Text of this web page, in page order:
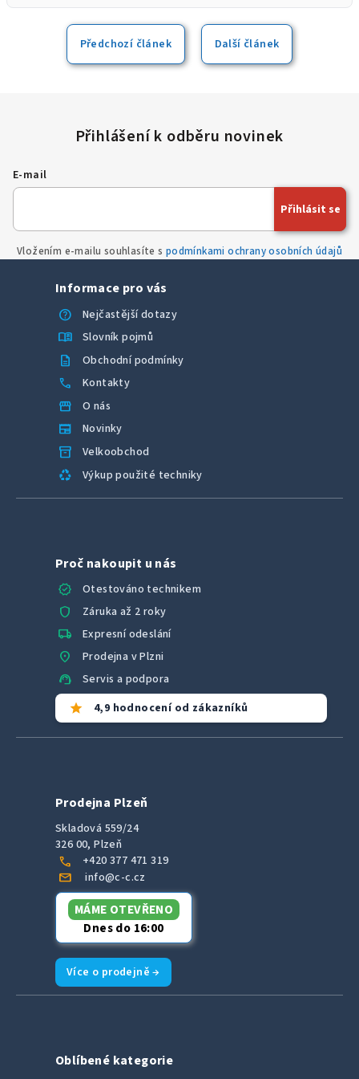
další pevné disky.
opravy bleskově a bez zbytečného odkládání.
odcházejí s čistou, legální a plně aktivovanou licencí
Windows. Počítač stačí jen zapojit do sítě a můžete
okamžitě začít pracovat.
Předchozí článek Další článek
E-mail
Vložením e-mailu souhlasíte s podmínkami ochrany osobních údajů
Přihlásit se
Informace pro vás
help
Nejčastější dotazy
menu_book Slovník pojmů
description Obchodní podmínky
call Kontakty
storefront O nás
newspaper Novinky
inventory_2 Velkoobchod
recycling Výkup použité techniky
Proč nakoupit u nás
verified
Otestováno technikem
shield Záruka až 2 roky
local_shipping Expresní odeslání
location_on Prodejna v Plzni
support_agent Servis a podpora
star 4,9 hodnocení od zákazníků
Prodejna Plzeň
Skladová 559/24
326 00, Plzeň
call +420 377 471 319
mail info@c-c.cz
MÁME OTEVŘENO
Dnes do 16:00
Více o prodejně →
Oblíbené kategorie